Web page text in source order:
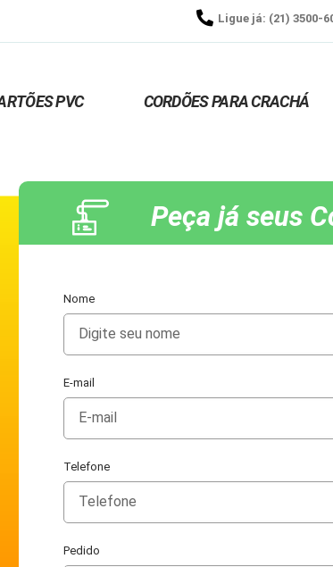
Ligue já: (21) 3500-
PVC CORDÕES PARA CRACHÁ
Peça já seus
Nome
E-mail
Telefone
Pedido